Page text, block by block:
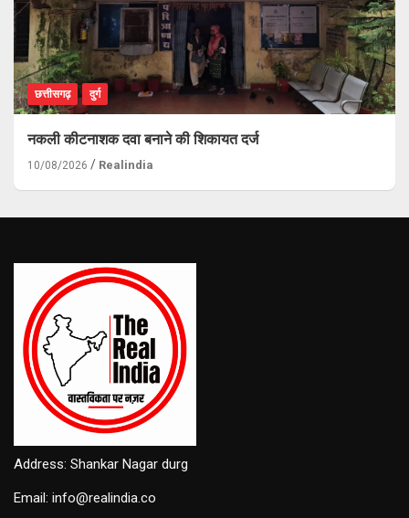
छत्तीसगढ़ दुर्ग
नकली कीटनाशक दवा बनाने की शिकायत दर्ज
10/08/2026 Realindia
Address: Shankar Nagar durg
Email: info@realindia.co